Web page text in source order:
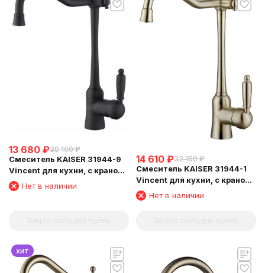
13 680 ₽30 100 ₽
Смеситель KAISER 31944-9
Vincent для кухни, с краном
для питьевой воды, черный
матовый
Нет в наличии
14 610 ₽32 150 ₽
Смеситель KAISER 31944-1
Vincent для кухни, с краном
для питьевой воды,
бронзовый
Нет в наличии
хит